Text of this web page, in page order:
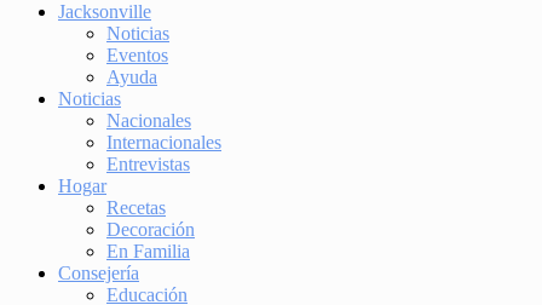
Jacksonville
Noticias
Eventos
Ayuda
Noticias
Nacionales
Internacionales
Entrevistas
Hogar
Recetas
Decoración
En Familia
Consejería
Educación